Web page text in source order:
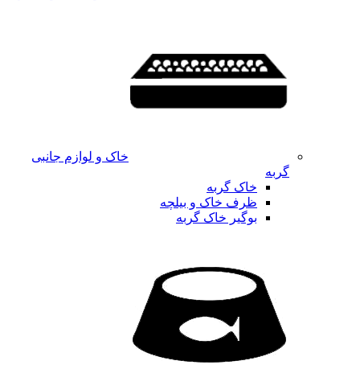
خاک و لوازم جانبی
گربه
خاک گربه
ظرف خاک و بیلچه
بوگیر خاک گربه